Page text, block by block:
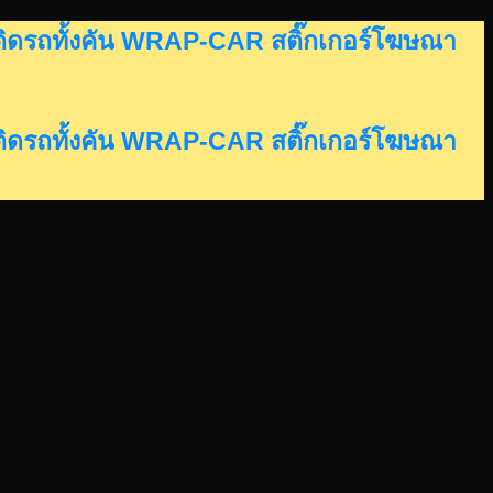
ดรถทั้งคัน WRAP-CAR สติ๊กเกอร์โฆษณา
ดรถทั้งคัน WRAP-CAR สติ๊กเกอร์โฆษณา